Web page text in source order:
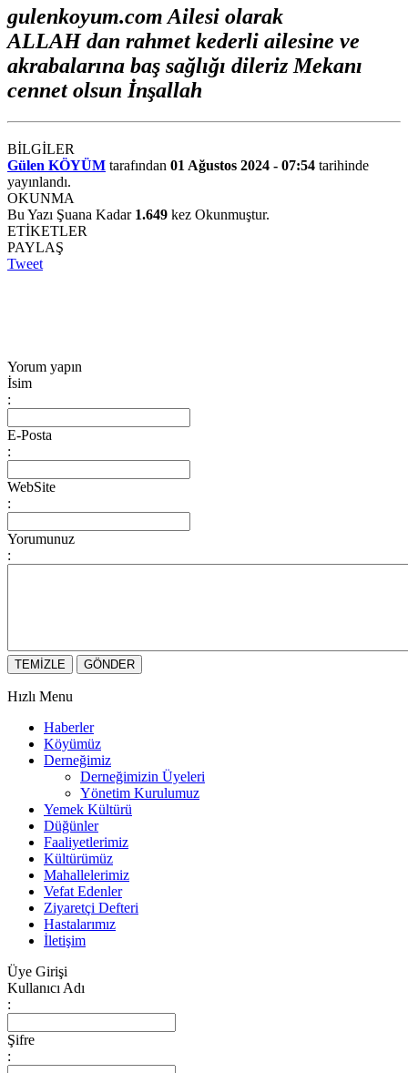
gulenkoyum.com Ailesi olarak
ALLAH dan rahmet kederli ailesine ve
akrabalarına baş sağlığı dileriz Mekanı
cennet olsun İnşallah
BİLGİLER
Gülen KÖYÜM tarafından 01 Ağustos 2024 - 07:54 tarihinde
yayınlandı.
OKUNMA
Bu Yazı Şuana Kadar 1.649 kez Okunmuştur.
ETİKETLER
PAYLAŞ
Tweet
Yorum yapın
İsim
:
E-Posta
:
WebSite
:
Yorumunuz
:
Hızlı Menu
Haberler
Köyümüz
Derneğimiz
Derneğimizin Üyeleri
Yönetim Kurulumuz
Yemek Kültürü
Düğünler
Faaliyetlerimiz
Kültürümüz
Mahallelerimiz
Vefat Edenler
Ziyaretçi Defteri
Hastalarımız
İletişim
Üye Girişi
Kullanıcı Adı
:
Şifre
: